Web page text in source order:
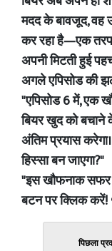
मदद के बावजूद, वह
कर रहा है—एक
अपनी मिटती हुई
अगले एपिसोड की
"एपिसोड 6 में, एक
बियर खुद को बचाने
अंतिम प्रयास
हिस्सा बन जाएगा?"
"इस खौफनाक सफर
बटन पर क्लिक
पिछला